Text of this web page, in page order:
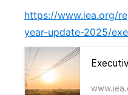
https://www.iea.org/
year-update-2025/